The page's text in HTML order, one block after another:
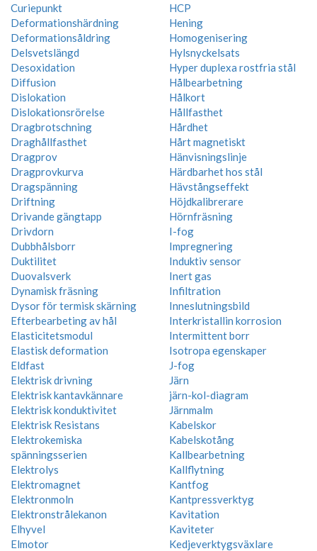
Curiepunkt
Deformationshärdning
Deformationsåldring
Delsvetslängd
Desoxidation
Diffusion
Dislokation
Dislokationsrörelse
Dragbrotschning
Draghållfasthet
Dragprov
Dragprovkurva
Dragspänning
Driftning
Drivande gängtapp
Drivdorn
Dubbhålsborr
Duktilitet
Duovalsverk
Dynamisk fräsning
Dysor för termisk skärning
Efterbearbeting av hål
Elasticitetsmodul
Elastisk deformation
Eldfast
Elektrisk drivning
Elektrisk kantavkännare
Elektrisk konduktivitet
Elektrisk Resistans
Elektrokemiska
spänningsserien
Elektrolys
Elektromagnet
Elektronmoln
Elektronstrålekanon
Elhyvel
Elmotor
HCP
Hening
Homogenisering
Hylsnyckelsats
Hyper duplexa rostfria stål
Hålbearbetning
Hålkort
Hållfasthet
Hårdhet
Hårt magnetiskt
Hänvisningslinje
Härdbarhet hos stål
Hävstångseffekt
Höjdkalibrerare
Hörnfräsning
I-fog
Impregnering
Induktiv sensor
Inert gas
Infiltration
Inneslutningsbild
Interkristallin korrosion
Intermittent borr
Isotropa egenskaper
J-fog
Järn
järn-kol-diagram
Järnmalm
Kabelskor
Kabelskotång
Kallbearbetning
Kallflytning
Kantfog
Kantpressverktyg
Kavitation
Kaviteter
Kedjeverktygsväxlare